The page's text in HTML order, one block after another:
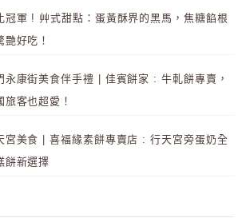
冠軍 ! 艸式甜點：蛋黃酥界的黑馬，焦糖餡根
艷好吃！
永康街美食伴手禮 | 佳賓餅家 : 牛軋餅專賣，
旅客也超愛！
宮美食 | 喜福緣素餅專賣店 : 行天宮旁蛋奶全
餅新選擇